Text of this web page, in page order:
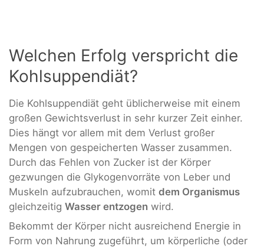
Welchen Erfolg verspricht die
Kohlsuppendiät?
Die Kohlsuppendiät geht üblicherweise mit einem
großen Gewichtsverlust in sehr kurzer Zeit einher.
Dies hängt vor allem mit dem Verlust großer
Mengen von gespeicherten Wasser zusammen.
Durch das Fehlen von Zucker ist der Körper
gezwungen die Glykogenvorräte von Leber und
Muskeln aufzubrauchen, womit dem Organismus
gleichzeitig Wasser entzogen wird.
Bekommt der Körper nicht ausreichend Energie in
Form von Nahrung zugeführt, um körperliche (oder